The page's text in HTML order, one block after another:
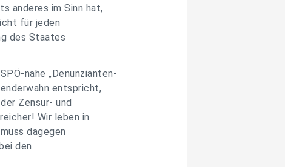
anderes im Sinn hat,
für jeden
des Staates
nahe „Denunzianten-
entspricht,
Zensur- und
Wir leben in
dagegen
den